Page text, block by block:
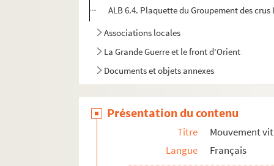
ALB 6.4. Plaquette du Groupement des
Associations locales
La Grande Guerre et le front d'Orient
Documents et objets annexes
Présentation du contenu
Titre
Mouvement
Langue
Français